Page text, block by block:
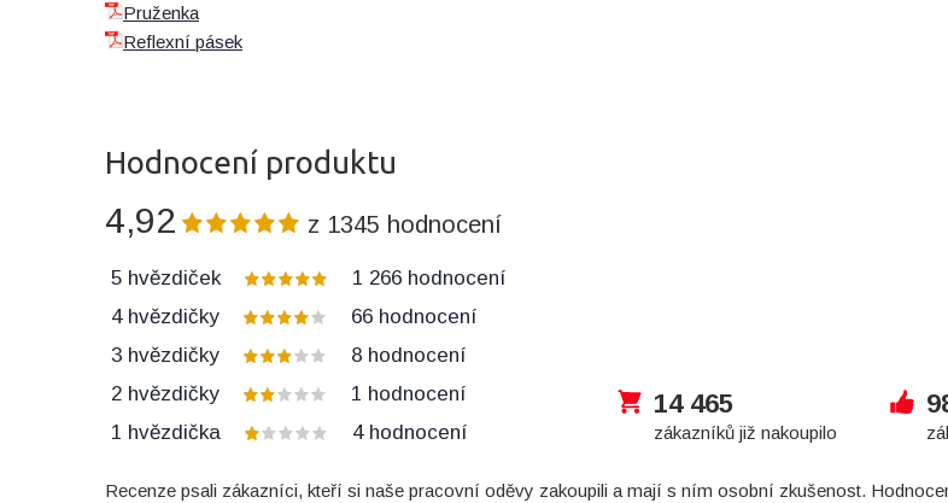
Pruženka
Reflexní pásek
Hodnocení produktu
4,92 z 1345 hodnocení
5 hvězdiček 1 266 hodnocení
4 hvězdičky
66 hodnocení
3 hvězdičky
8 hodnocení
2 hvězdičky
1 hodnocení
1 hvězdička
4 hodnocení
14 465
zákazníků již nakoupilo
Recenze psali zákazníci, kteří si naše pracovní oděvy zakoupili a mají s ním osobní zkušenost.